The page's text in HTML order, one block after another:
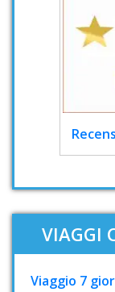
VIAGGI
Viaggio 7